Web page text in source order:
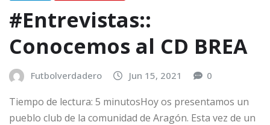
#Entrevistas::
Conocemos al CD BREA
Futbolverdadero Jun 15, 2021 0
Tiempo de lectura: 5 minutosHoy os presentamos un
pueblo club de la comunidad de Aragón. Esta vez de un